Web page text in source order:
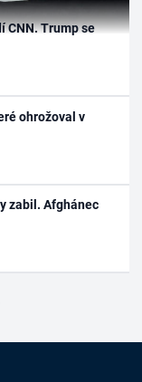
CNN. Trump se
ohrožoval v
zabil. Afghánec